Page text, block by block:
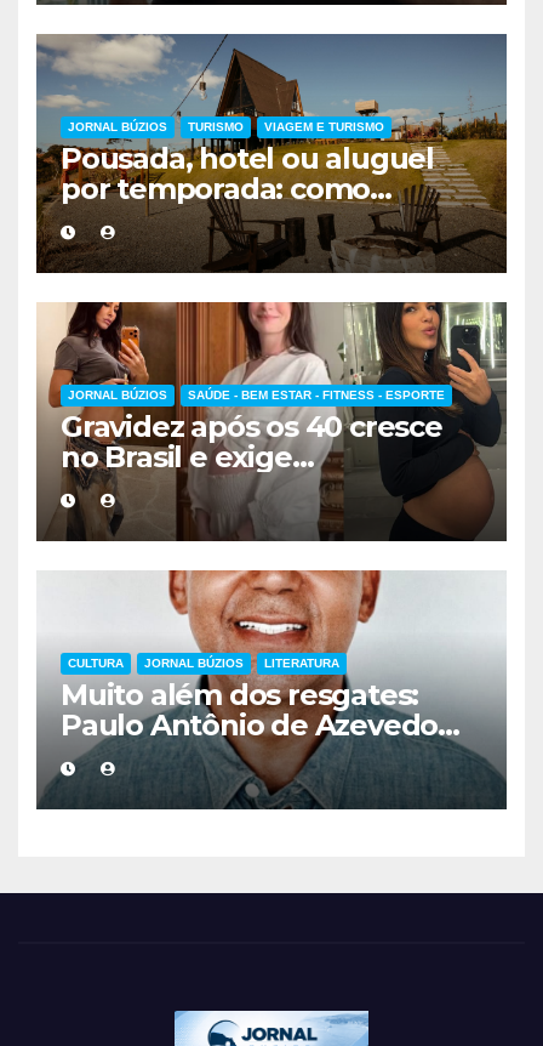
JORNAL BÚZIOS TURISMO VIAGEM E TURISMO
Pousada, hotel ou aluguel
por temporada: como
escolher a melhor
hospedagem
JORNAL BÚZIOS SAÚDE - BEM ESTAR - FITNESS - ESPORTE
Gravidez após os 40 cresce
no Brasil e exige
acompanhamento médico
mais cuidadoso
CULTURA JORNAL BÚZIOS LITERATURA
Muito além dos resgates:
Paulo Antônio de Azevedo
eterniza a coragem, a
humanidade e a missão dos
guarda-vidas na literatura